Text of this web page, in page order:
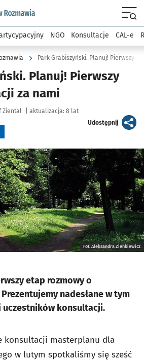
podserwis: Rozmawia
NGO Konsultacje CAL-e
Park Grabiszyński. Planuj! Pierwszy
Planuj! Pierwszy
za nami
Ziental aktualizacja: 8 lat
Udostępnijartykuł
Fot. Aleksandra Zienkiewicz
etap rozmowy o
nadesłane w tym
uczestników konsultacji.
konsultacji masterplanu dla
w lutym spotkaliśmy się sześć